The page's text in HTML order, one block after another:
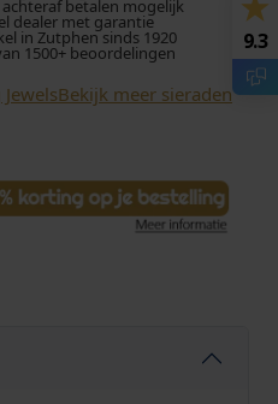
achteraf betalen mogelijk
dealer met garantie
in Zutphen sinds 1920
1500+ beoordelingen
Bekijk meer sieraden
9.3